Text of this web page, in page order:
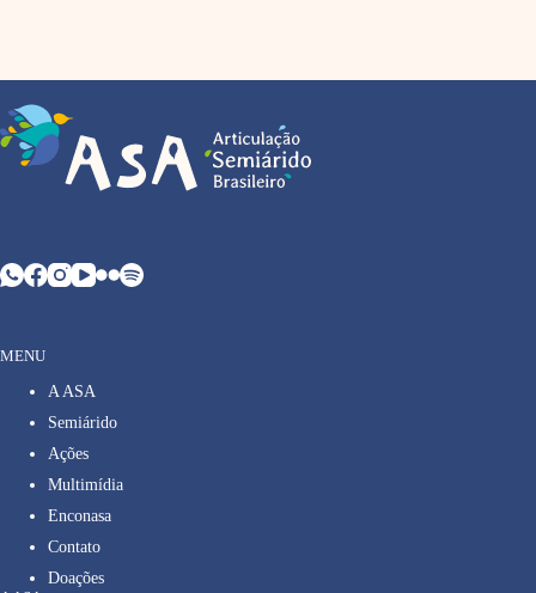
MENU
A ASA
Semiárido
Ações
Multimídia
Enconasa
Contato
Doações